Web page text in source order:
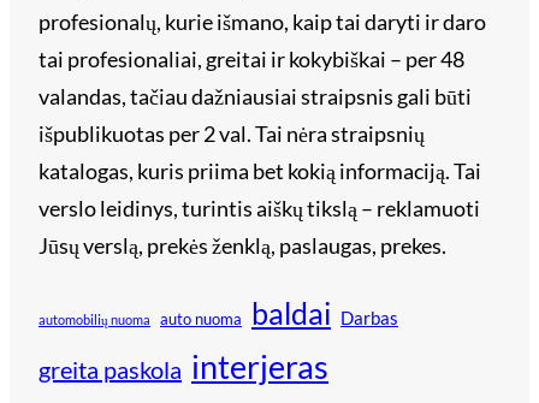
profesionalų, kurie išmano, kaip tai daryti ir daro
tai profesionaliai, greitai ir kokybiškai – per 48
valandas, tačiau dažniausiai straipsnis gali būti
išpublikuotas per 2 val. Tai nėra straipsnių
katalogas, kuris priima bet kokią informaciją. Tai
verslo leidinys, turintis aiškų tikslą – reklamuoti
Jūsų verslą, prekės ženklą, paslaugas, prekes.
automobilių nuoma auto nuoma baldai Darbas
greita paskola interjeras